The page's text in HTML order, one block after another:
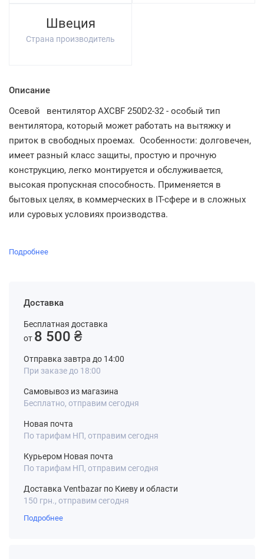
Швеция
Страна производитель
Описание
Осевой
вентилятор AXCBF 250D2-32 - особый тип
вентилятора, который может работать на вытяжку и
приток в свободных проемах. Особенности: долговечен,
имеет разный класс защиты, простую и прочную
конструкцию, легко монтируется и обслуживается,
высокая пропускная способность. Применяется в
бытовых целях, в коммерческих в IT-сфере и в сложных
или суровых условиях производства.
Подробнее
Доставка
Бесплатная доставка
от 8 500 ₴
Отправка завтра до 14:00
При заказе до 18:00
Самовывоз из магазина
Бесплатно, отправим сегодня
Новая почта
По тарифам НП, отправим сегодня
Курьером Новая почта
По тарифам НП, отправим сегодня
Доставка Ventbazar по Киеву и области
150 грн., отправим сегодня
Подробнее